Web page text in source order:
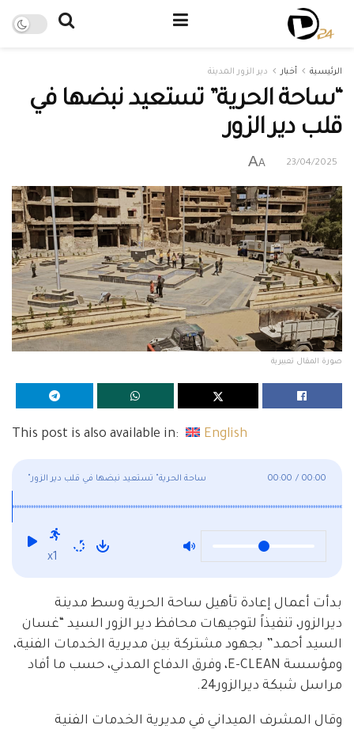
الرئيسية أخبار دير الزور المدينة
“ساحة الحرية” تستعيد نبضها في
قلب دير الزور
23/04/2025
A
A
صورة المقال تعبيرية
This post is also available in: English
"ساحة الحرية" تستعيد نبضها في قلب دير الزور 00:00 / 00:00
x1
بدأت أعمال إعادة تأهيل ساحة الحرية وسط مدينة
ديرالزور، تنفيذاً لتوجيهات محافظ دير الزور السيد “غسان
السيد أحمد” بجهود مشتركة بين مديرية الخدمات الفنية،
ومؤسسة E-CLEAN، وفرق الدفاع المدني، حسب ما أفاد
مراسل شبكة ديرالزور24.
وقال المشرف الميداني في مديرية الخدمات الفنية